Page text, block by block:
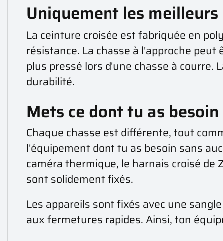
Uniquement les
La ceinture croisée est fabriquée en
résistance. La chasse à l'approche
plus pressé lors d'une chasse à
durabilité.
Mets ce dont tu as besoin
Chaque chasse est différente, tout
l'équipement dont tu as besoin sans
caméra thermique, le harnais croisé
sont solidement fixés.
Les appareils sont fixés avec une
aux fermetures rapides. Ainsi, ton